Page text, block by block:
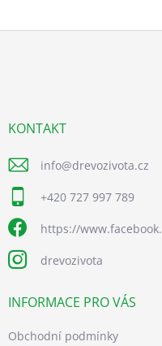
Z
KONTAKT
info@drevozivota.cz
+420 727 997 789
https://
drevozivota
INFORMACE PRO VÁS
Obchodní podmínky